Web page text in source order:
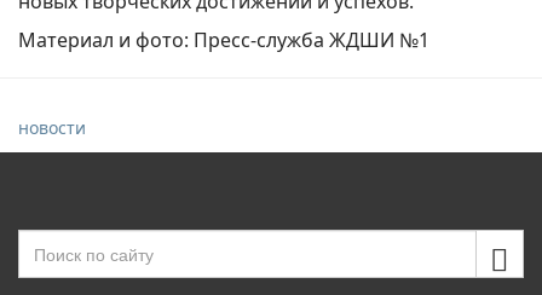
Материал и фото: Пресс-служба ЖДШИ №1
новости